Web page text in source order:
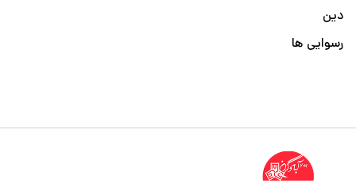
دین
رسوایی ها